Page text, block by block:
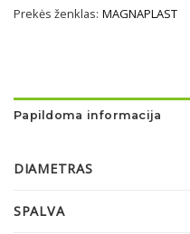
Prekės ženklas: MAGNAPLAST
Papildoma informacija
DIAMETRAS
SPALVA